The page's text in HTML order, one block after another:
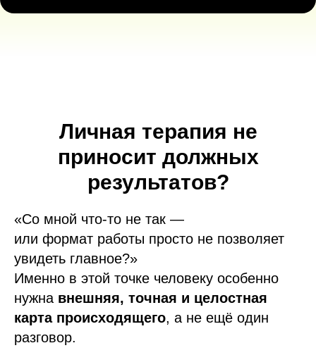
Личная терапия не
приносит должных
результатов?
«Со мной что-то не так —
или формат работы просто не позволяет
увидеть главное?»
Именно в этой точке человеку особенно
нужна внешняя, точная и целостная
карта происходящего, а не ещё один
разговор.